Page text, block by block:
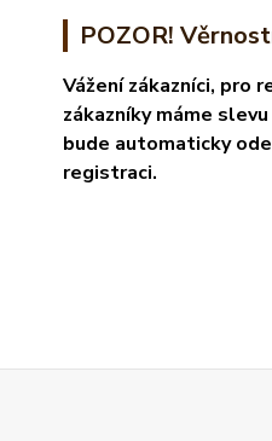
POZOR!
Vážení zákazníci, pro
zákazníky máme
bude automaticky
registraci.